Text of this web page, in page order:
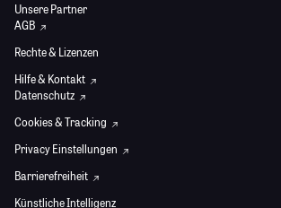
Unsere Partner
AGB
Rechte & Lizenzen
Hilfe & Kontakt
Datenschutz
Cookies & Tracking
Privacy Einstellungen
Barrierefreiheit
Künstliche Intelligenz